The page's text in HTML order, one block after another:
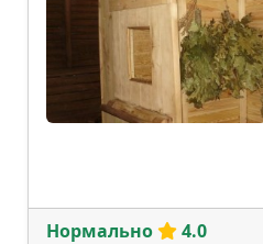
Нормально 4.0